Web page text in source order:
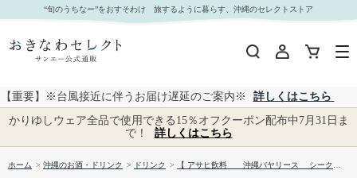
【 アサヒ飲料 沖縄バヤリース シークヮサー入り四季柑】｜おきなわセレクト サンエー
公式通販
“旬のうちなー”をおすそわけ 旅するように暮らす、沖縄のセレクトストア
【重要】※台風接近に伴うお届け遅延のご案内※
詳しくはこちら
かりゆしウェア全品で使用できる15％オフクーポン配布中7月31日ま
で！
詳しくはこちら
ホーム > 沖縄のお酒・ドリンク > ドリンク > 【 アサヒ飲料 沖縄バヤリース シークヮサー入り四季柑】